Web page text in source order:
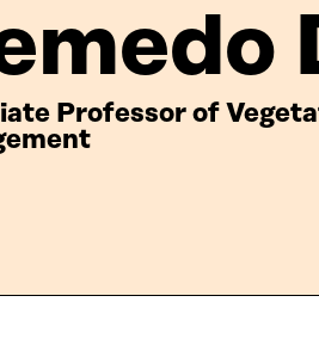
Professor of